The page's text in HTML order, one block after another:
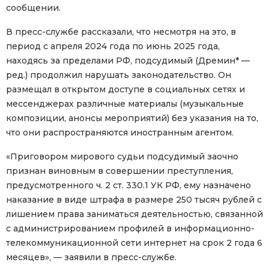
сообщении.
В пресс-службе рассказали, что несмотря на это, в
период с апреля 2024 года по июнь 2025 года,
находясь за пределами РФ, подсудимый (Дремин* —
ред.) продолжил нарушать законодательство. Он
размещал в открытом доступе в социальных сетях и
мессенджерах различные материалы (музыкальные
композиции, анонсы мероприятий) без указания на то,
что они распространяются иностранным агентом.
«Приговором мирового судьи подсудимый заочно
признан виновным в совершении преступления,
предусмотренного ч. 2 ст. 330.1 УК РФ, ему назначено
наказание в виде штрафа в размере 250 тысяч рублей с
лишением права заниматься деятельностью, связанной
с администрированием профилей в информационно-
телекоммуникационной сети интернет на срок 2 года 6
месяцев», — заявили в пресс-службе.